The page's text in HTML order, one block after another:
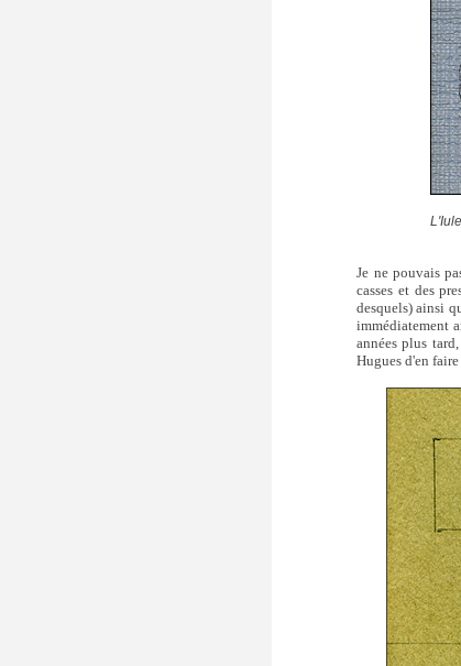
L'Iule
Je ne pouvais
casses et des
desquels) ainsi
immédiatement
années plus
Hugues d'en